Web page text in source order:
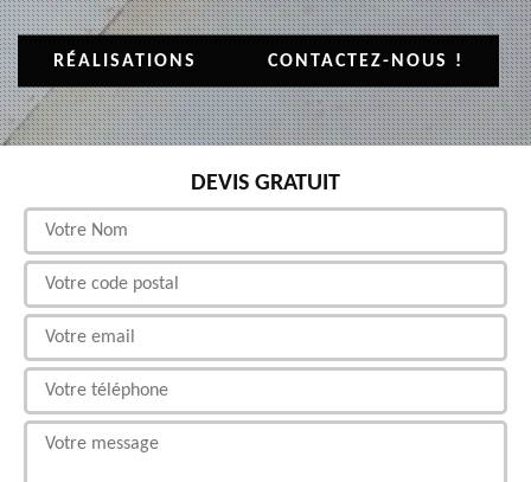
RÉALISATIONS CONTACTEZ-NOUS !
DEVIS GRATUIT